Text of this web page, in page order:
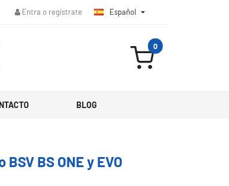
Entra o regístrate Español 
0
BLOG
BS ONE y EVO